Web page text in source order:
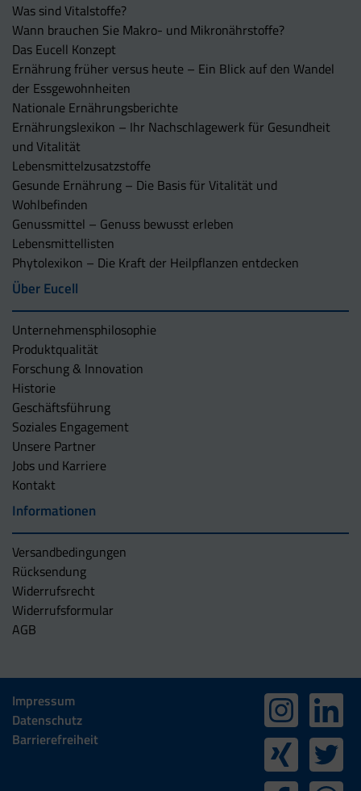
Was sind Vitalstoffe?
Wann brauchen Sie Makro- und Mikronährstoffe?
Das Eucell Konzept
Ernährung früher versus heute – Ein Blick auf den Wandel
der Essgewohnheiten
Nationale Ernährungsberichte
Ernährungslexikon – Ihr Nachschlagewerk für Gesundheit
und Vitalität
Lebensmittelzusatzstoffe
Gesunde Ernährung – Die Basis für Vitalität und
Wohlbefinden
Genussmittel – Genuss bewusst erleben
Lebensmittellisten
Phytolexikon – Die Kraft der Heilpflanzen entdecken
Über Eucell
Unternehmens­philosophie
Produktqualität
Forschung & Innovation
Historie
Geschäftsführung
Soziales Engagement
Unsere Partner
Jobs und Karriere
Kontakt
Informationen
Versandbedingungen
Rücksendung
Widerrufsrecht
Widerrufsformular
AGB
Impressum
Datenschutz
Barrierefreiheit